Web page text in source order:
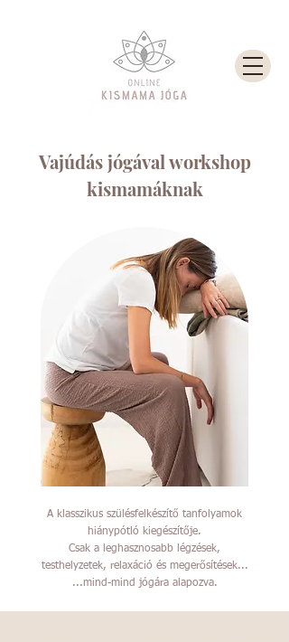
Vajúdás jógával workshop
kismamáknak
A klasszikus szülésfelkészítő tanfolyamok
hiánypótló kiegészítője.
Csak a leghasznosabb légzések,
testhelyzetek, relaxáció és megerősítések...
...mind-mind jógára alapozva.